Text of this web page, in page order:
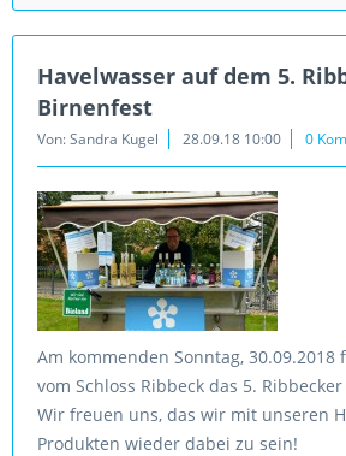
Havelwasser auf dem 5.
Birnenfest
Von: Sandra Kugel 28.09.18 10:00 0
Am kommenden Sonntag, 30.09.2018
vom Schloss Ribbeck das 5.
Wir freuen uns, das wir mit unseren
Produkten wieder dabei zu sein!